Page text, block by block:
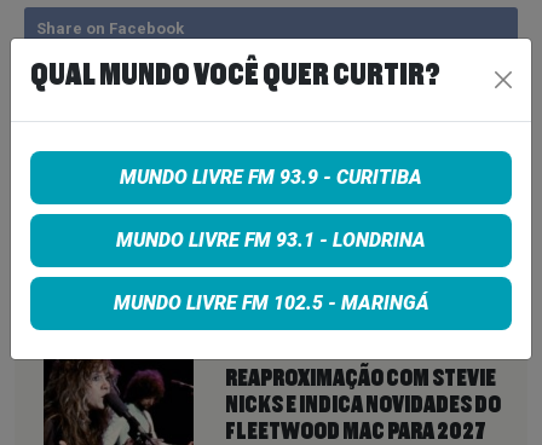
Share on Facebook
Share on Twitter
VEJA TAMBÉM
REAPROXIMAÇÃO COM STEVIE
NICKS E INDICA NOVIDADES DO
FLEETWOOD MAC PARA 2027
QUAL MUNDO VOCÊ QUER CURTIR?
MUNDO LIVRE FM 93.9 - CURITIBA
MUNDO LIVRE FM 93.1 - LONDRINA
MUNDO LIVRE FM 102.5 - MARINGÁ